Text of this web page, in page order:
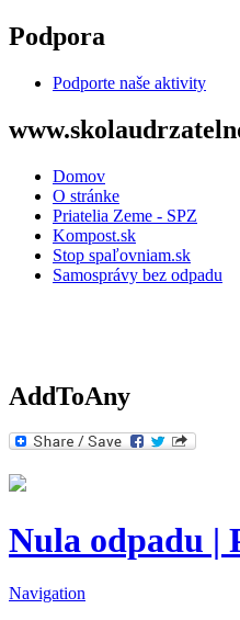
Skočiť na hlavný obsah
Podpora
Podporte naše aktivity
Domov
O stránke
Priatelia Zeme - SPZ
Kompost.sk
Stop spaľovniam.sk
Samosprávy bez odpadu
AddToAny
Nula odpadu |
Navigation